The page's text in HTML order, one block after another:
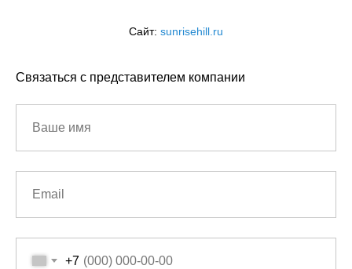
Сайт: sunrisehill.ru
Связаться с представителем компании
+7